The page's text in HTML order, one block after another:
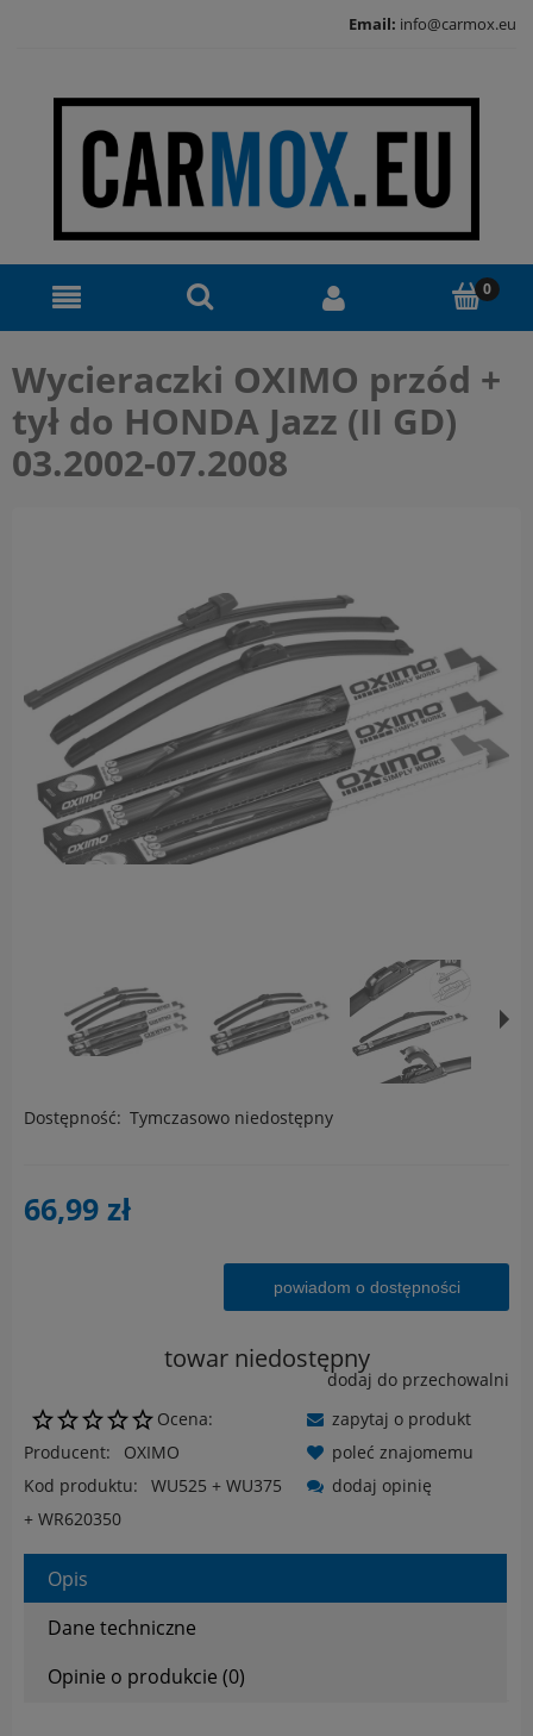
Email: info@carmox.eu
Wycieraczki OXIMO przód +
tył do HONDA Jazz (II GD)
03.2002-07.2008
Dostępność: Tymczasowo niedostępny
66,99 zł
powiadom o dostępności
towar niedostępny
dodaj do przechowalni
Ocena:
Producent:
OXIMO
Kod produktu:
WU525 + WU375
+ WR620350
zapytaj o produkt
poleć znajomemu
dodaj opinię
Opis
Dane techniczne
Opinie o produkcie (0)